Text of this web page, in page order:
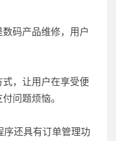
码产品维修，用户
，让用户在享受便
问题烦恼。
序还具有订单管理功